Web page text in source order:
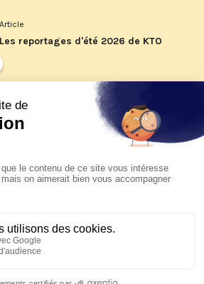
Article
Les reportages d'été 2026 de KTO
La visite pastorale du pape Léon
XIV à Assise à suivre sur KTO le
jeudi 6 août
Le pape en Uruguay, Argentine et
Pérou du 6 au 17 novembre 2026
—Contact